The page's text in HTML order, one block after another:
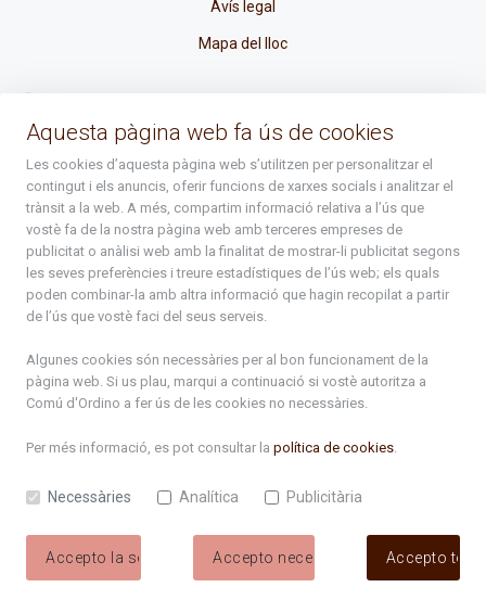
Avís legal
Mapa del lloc
atenciociutadana@ordino.ad
+376 878 100
De Dl. a Dv. : de 8 a 16h (els divendres a partir de l'1 de juny
fins al divendres de la setmana de Meritxell : de 8 a 14h)
Subscriu-te
Aquesta pàgina web fa ús de cookies
Les cookies d’aquesta pàgina web s’utilitzen per personalitzar el
contingut i els anuncis, oferir funcions de xarxes socials i analitzar el
trànsit a la web. A més, compartim informació relativa a l’ús que
vostè fa de la nostra pàgina web amb terceres empreses de
publicitat o anàlisi web amb la finalitat de mostrar-li publicitat segons
les seves preferències i treure estadístiques de l’ús web; els quals
poden combinar-la amb altra informació que hagin recopilat a partir
de l’ús que vostè faci del seus serveis.
Algunes cookies són necessàries per al bon funcionament de la
pàgina web. Si us plau, marqui a continuació si vostè autoritza a
Comú d'Ordino a fer ús de les cookies no necessàries.
Per més informació, es pot consultar la política de cookies.
Necessàries Analítica Publicitària
Accepto la selecció Accepto necessàries Accepto